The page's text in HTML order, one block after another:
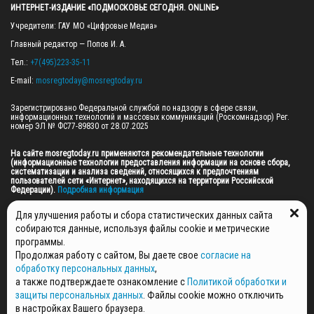
ИНТЕРНЕТ-ИЗДАНИЕ «ПОДМОСКОВЬЕ СЕГОДНЯ. ONLINE»
Учредители: ГАУ МО «Цифровые Медиа»
Главный редактор — Попов И. А.
Тел.: +7(495)223-35-11
E-mail: mosregtoday@mosregtoday.ru
Зарегистрировано Федеральной службой по надзору в сфере связи,
информационных технологий и массовых коммуникаций (Роскомнадзор) Рег.
номер ЭЛ № ФС77-89830 от 28.07.2025
На сайте mosregtoday.ru применяются рекомендательные технологии
(информационные технологии предоставления информации на основе сбора,
систематизации и анализа сведений, относящихся к предпочтениям
пользователей сети «Интернет», находящихся на территории Российской
Федерации). Подробная информация
© 2026 ПРАВА НА ВСЕ МАТЕРИАЛЫ САЙТА ПРИНАДЛЕЖАТ ГАУ МО "ЦИФРОВЫЕ
МЕДИА" (ОГРН: 1255000059467).
ПОЛИТИКА ОБРАБОТКИ И ЗАЩИТЫ ПЕРСОНАЛЬНЫХ ДАННЫХ
НОВОСТИ
ГАЗЕТЫ
РЕКЛАМОДАТЕЛЯМ
Для улучшения работы и сбора статистических данных сайта
собираются данные, используя файлы cookie и метрические
программы.
Продолжая работу с сайтом, Вы даете свое согласие на
обработку персональных данных,
а также подтверждаете ознакомление с Политикой обработки и
защиты персональных данных . Файлы cookie можно отключить
в настройках Вашего браузера.